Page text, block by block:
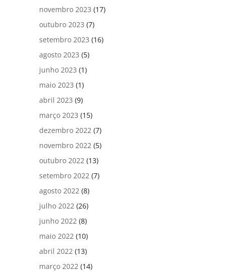
novembro 2023 (17)
outubro 2023 (7)
setembro 2023 (16)
agosto 2023 (5)
junho 2023 (1)
maio 2023 (1)
abril 2023 (9)
março 2023 (15)
dezembro 2022 (7)
novembro 2022 (5)
outubro 2022 (13)
setembro 2022 (7)
agosto 2022 (8)
julho 2022 (26)
junho 2022 (8)
maio 2022 (10)
abril 2022 (13)
março 2022 (14)